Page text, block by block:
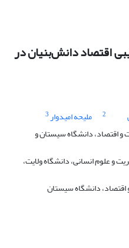
اقتصاد دانش‌بنیان در
2 ملیحه امیدوار3
و اقتصاد، دانشگاه سیستان و
و علوم انسانی، دانشگاه ولایت،
دانشگاه سیستان